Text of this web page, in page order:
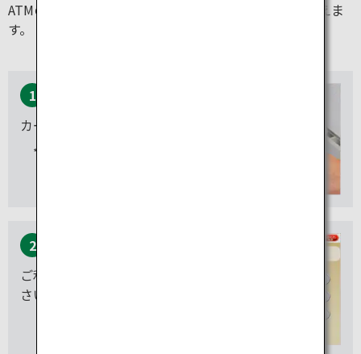
ATMの画面表示と明細票の発行を12言語から選んで行えま
す。
1
カードを挿してください。
2
ご利用の言語をお選びくだ
さい。